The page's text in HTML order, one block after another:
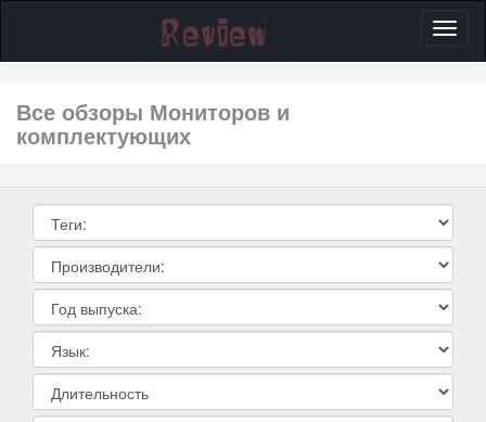
Все обзоры Мониторов и
комплектующих